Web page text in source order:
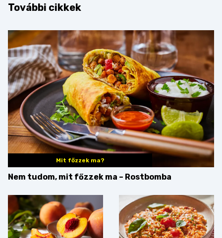
További cikkek
Mit főzzek ma?
Nem tudom, mit főzzek ma – Rostbomba